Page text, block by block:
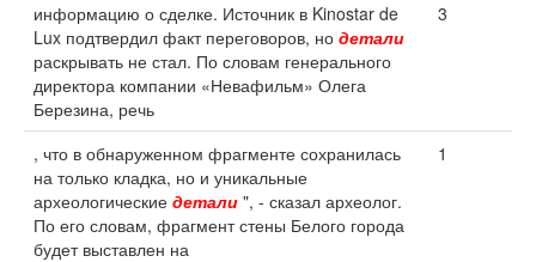
информацию о сделке. Источник в Kinostar de
Lux подтвердил факт переговоров, но детали
раскрывать не стал. По словам генерального
директора компании «Невафильм» Олега
Березина, речь
3
, что в обнаруженном фрагменте сохранилась
на только кладка, но и уникальные
археологические детали ", - сказал археолог.
По его словам, фрагмент стены Белого города
будет выставлен на
1